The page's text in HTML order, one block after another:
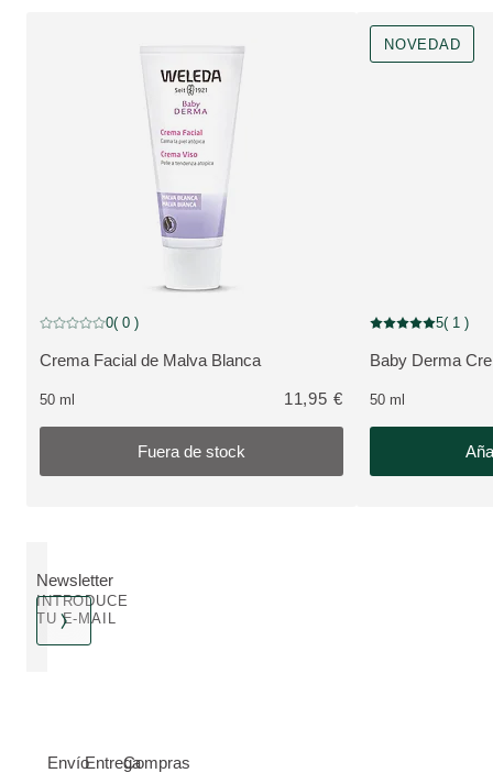
Fuera de stock
VER PRODUCTO:
Crema Facial de Malva Blanca
Puntuación: 0 / 5 estrellas 0 valoraciones de usuarios
0( 0 )
50 ml 11,95 €
Fuera de stock
NOVEDAD
NOVEDAD
VER
Baby Derma
Puntuación: 5 / 5
5( 1 )
50 ml
Newsletter
INTRODUCE
TU E-MAIL
EnvíoEntregaCompras